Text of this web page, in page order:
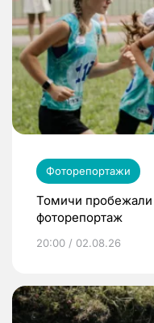
Фоторепортажи
Томичи
фоторепортаж
20:00 / 02.08.26